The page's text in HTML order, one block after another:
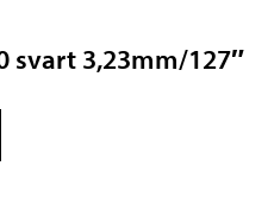
svart 3,23mm/127″